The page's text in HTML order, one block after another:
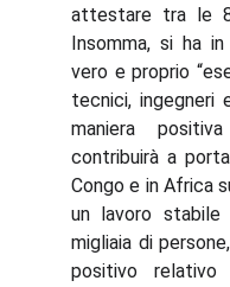
attestare tra le
Insomma, si ha
vero e proprio
tecnici, ingegneri
maniera
contribuirà a
Congo e in Africa
un lavoro
migliaia di
positivo relativo